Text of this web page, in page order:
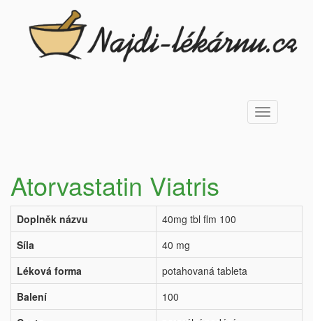
Toggle
navigation
Atorvastatin Viatris
Doplněk názvu
40mg tbl flm 100
Síla
40 mg
Léková forma
potahovaná tableta
Balení
100